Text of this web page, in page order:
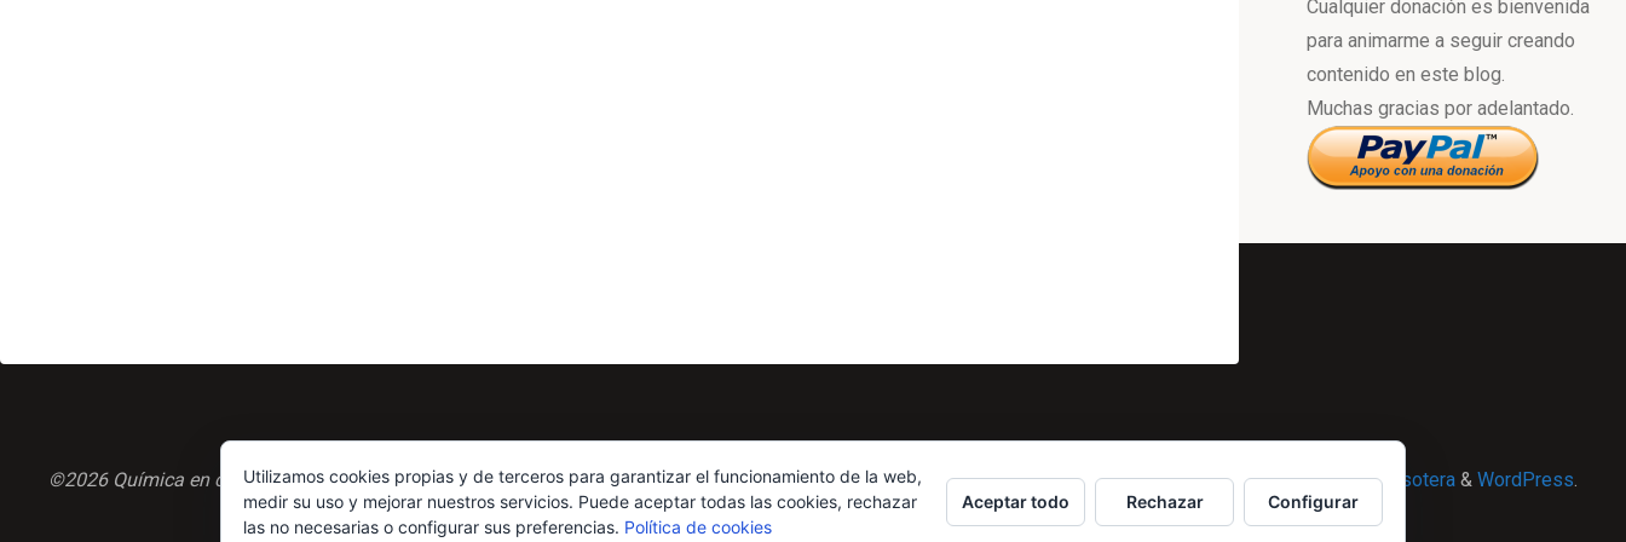
Cualquier donación es bienvenida
para animarme a seguir creando
contenido en este blog.
Muchas gracias por adelantado.
Powered by Esotera & WordPress.
©2026 Química en casa.comUtilizamos cookies propias y de terceros para garantizar el funcionamiento de la web,
medir su uso y mejorar nuestros servicios. Puede aceptar todas las cookies, rechazar
las no necesarias o configurar sus preferencias. Política de cookies
Aceptar todo Rechazar Configurar